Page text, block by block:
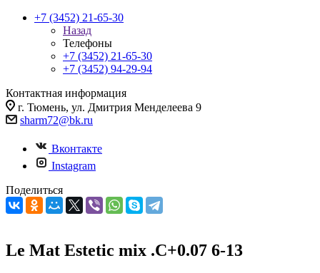
+7 (3452) 21-65-30
Назад
Телефоны
+7 (3452) 21-65-30
+7 (3452) 94-29-94
Контактная информация
г. Тюмень, ул. Дмитрия Менделеева 9
sharm72@bk.ru
Вконтакте
Instagram
Поделиться
Le Mat Estetic mix .C+0.07 6-13